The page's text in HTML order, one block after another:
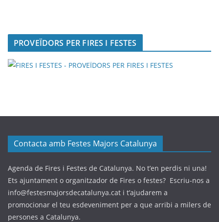
PROVEÏDORS PER FIRES I FESTES
Contacta amb Festes Majors Catalunya
Agenda de Fires i Festes de Catalunya. No t’en perdis ni una!
Ets ajuntament o organitzador de Fires o festes? Escriu-nos a
info@festesmajorsdecatalunya.cat i t’ajudarem a
promocionar el teu esdeveniment per a que arribi a milers de
persones a Catalunya.